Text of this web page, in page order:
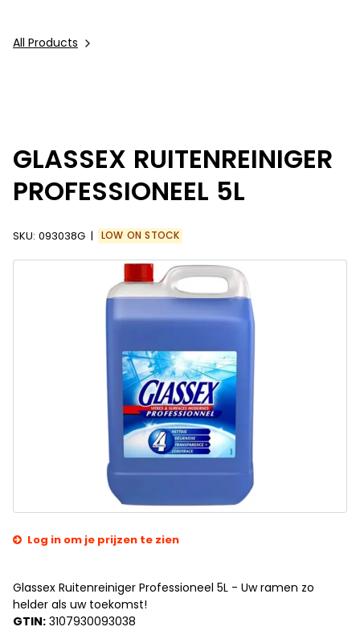
All Products
GLASSEX RUITENREINIGER
PROFESSIONEEL 5L
SKU: 093038G LOW ON STOCK
Log in om je prijzen te zien
Glassex Ruitenreiniger Professioneel 5L - Uw ramen zo
helder als uw toekomst!
GTIN: 3107930093038